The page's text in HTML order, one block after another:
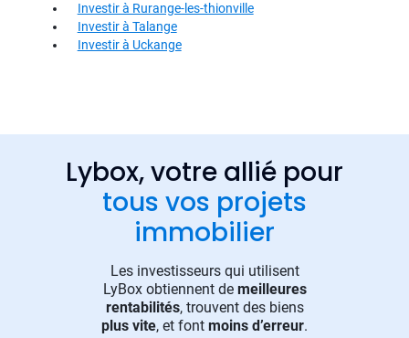
Investir à Rurange-les-thionville
Investir à Talange
Investir à Uckange
Lybox, votre allié pour
tous vos projets
immobilier
Les investisseurs qui utilisent
LyBox obtiennent de meilleures
rentabilités, trouvent des biens
plus vite, et font moins d’erreur.